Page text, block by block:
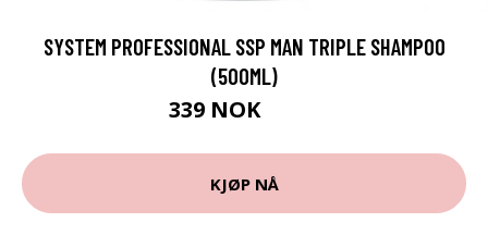
SYSTEM PROFESSIONAL SSP MAN TRIPLE SHAMPOO
(500ML)
339 NOK
KJØP NÅ